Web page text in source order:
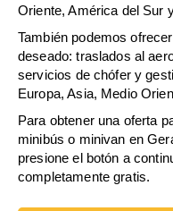
Oriente, América del Sur
También podemos
deseado: traslados al
servicios de chófer y
Europa, Asia, Medio
Para obtener una oferta
minibús o minivan en
presione el botón a
completamente gratis.